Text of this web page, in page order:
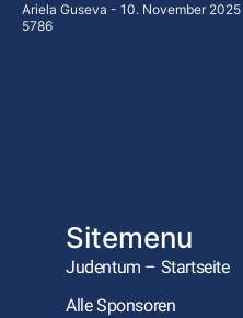
Ariela Guseva
10. November
5786
Sitemenu
Judentum – Startseite
Alle Sponsoren